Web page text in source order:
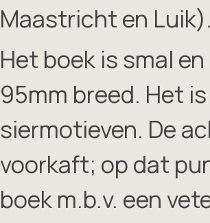
Maastricht en Luik).
Het boek is smal
95mm breed. Het
siermotieven. De
voorkaft; op dat
boek m.b.v. een